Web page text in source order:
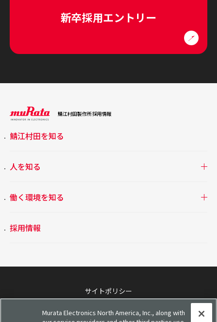
新卒採用エントリー
鯖江村田製作所採用情報
鯖江村田を知る
人を知る
働く環境を知る
採用情報
サイトポリシー
ソーシャルメディアポリシー
Murata Electronics North America, Inc., along with